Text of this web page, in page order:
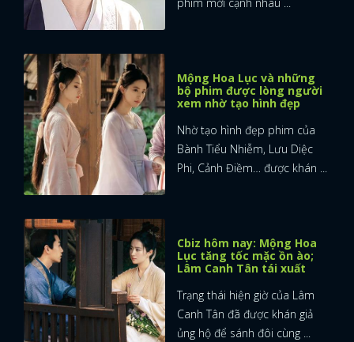
FACEBOOK
Mộng Hoa Lục và những
bộ phim được lòng người
xem nhờ tạo hình đẹp
Nhờ tạo hình đẹp phim của
Bành Tiểu Nhiễm, Lưu Diệc
Phi, Cảnh Điềm… được khán ...
Cbiz hôm nay: Mộng Hoa
Lục tăng tốc mặc ồn ào;
Lâm Canh Tân tái xuất
Trạng thái hiện giờ của Lâm
Canh Tân đã được khán giả
ủng hộ để sánh đôi cùng ...